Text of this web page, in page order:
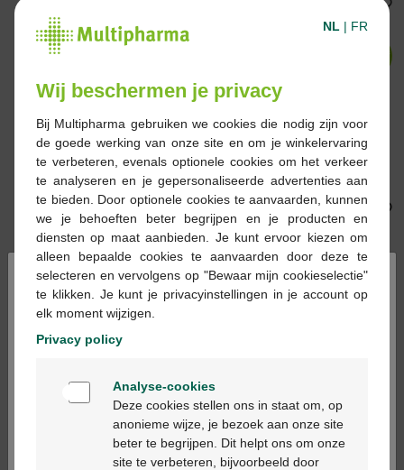
22,55 €
33,90 €
Avene hydrance boost
serum concentre
hydra. 30ml
-32%*
33,90 €
49,95 €
La Roche-Posay Mela
B3 Sérum 30 ml
-31%*
Cerave serum retinol
anti marques 30ml
-31%*
Specialist 16 Sérum
30ml
×
Bienvenue
Ga verder in het nederlands
NL | FR
Wij beschermen je privacy
Bij Multipharma gebruiken we cookies die nodig zijn voor
de goede werking van onze site en om je winkelervaring
te verbeteren, evenals optionele cookies om het verkeer
te analyseren en je gepersonaliseerde advertenties aan
te bieden. Door optionele cookies te aanvaarden, kunnen
we je behoeften beter begrijpen en je producten en
diensten op maat aanbieden. Je kunt ervoor kiezen om
alleen bepaalde cookies te aanvaarden door deze te
selecteren en vervolgens op "Bewaar mijn cookieselectie"
te klikken. Je kunt je privacyinstellingen in je account op
elk moment wijzigen.
Privacy policy
Analyse-cookies
Deze cookies stellen ons in staat om, op
anonieme wijze, je bezoek aan onze site
beter te begrijpen. Dit helpt ons om onze
site te verbeteren, bijvoorbeeld door